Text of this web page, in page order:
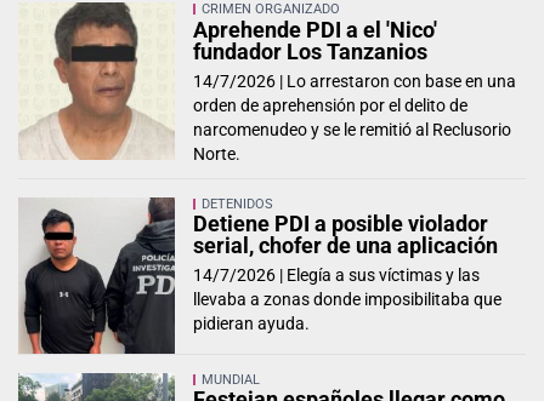
CRIMEN ORGANIZADO
Aprehende PDI a el 'Nico'
fundador Los Tanzanios
14/7/2026 | Lo arrestaron con base en una
orden de aprehensión por el delito de
narcomenudeo y se le remitió al Reclusorio
Norte.
DETENIDOS
Detiene PDI a posible violador
serial, chofer de una aplicación
14/7/2026 | Elegía a sus víctimas y las
llevaba a zonas donde imposibilitaba que
pidieran ayuda.
MUNDIAL